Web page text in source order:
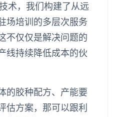
术，我们构建了从远
场培训的多层次服务
不仅仅是解决问题的
线持续降低成本的伙
的胶种配方、产能要
估方案，那可以跟利